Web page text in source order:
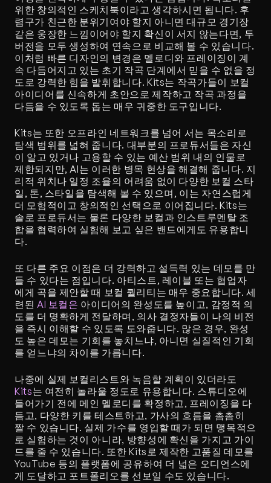
위한 창의적인 스케치북이라고 생각하시면 됩니다. 후
렴구가 친근한 분위기여야 할지 아니면 대규모 경기장
같은 웅장한 느낌이어야 할지 확신이 서지 않는다면, 두
버전을 모두 생성하여 연속으로 비교해 볼 수 있습니다.
이처럼 빠른 디자인의 변경은 멜로디와 프레이징이 계
속 다듬어지고 있는 초기 작곡 단계에서 믿을 수 없을 정
도로 강력한 힘을 발휘합니다. Kits는 작곡가들이 보컬
아이디어를 신속하게 초안으로 제작하고 작곡 과정을
다듬을 수 있도록 돕는 매우 귀중한 도구입니다.
Kits는 또한 오프라인 네트워크를 넘어 서는 목소리로
탐색 범위를 넓혀 줍니다. 대부분의 프로듀서들은 자신
이 알고 있거나 고용할 수 있는 예산 범위 내의 인물로
제한되지만, AI는 이러한 병목 현상을 해결해 줍니다. 지
리적 위치나 일정 조율의 어려움 없이 다양한 보컬 스타
일, 톤, 스타일을 탐색해 볼 수 있으며, 이는 자연스럽게
더 모험적이고 창의적인 선택으로 이어집니다. Kits는
솔로 프로듀서는 물론 다양한 보컬과 인스트루멘탈 조
합을 협력하여 실험해 보고 싶은 밴드에게도 유용합니
다.
또 다른 주요 이점은 더 강력하고 설득력 있는 데모를 만
들 수 있다는 점입니다. 아티스트, 레이블 또는 협업자
에게 곡을 제안할 때 보컬 퀄리티는 매우 중요합니다. 세
련된 AI 보컬은 아이디어의 완성도를 높이고, 감정적 의
도를 더 명확하게 전달하며, 의사 결정자들이 나의 비전
을 즉시 이해할 수 있도록 도와줍니다. 많은 경우, 완성
도 높은 데모는 기회를 놓치느냐, 아니면 실질적인 기회
를 얻느냐의 차이를 가릅니다.
Kits는 여전히 놀라울 정도로 유용합니다. 스튜디오에
들어가기 전에 메인 멜로디를 확정하고, 프레이징을 다
듬고, 다양한 키를 테스트하고, 가사의 흐름을 촘촘히
짤 수 있습니다. 실제 가수를 영입할 때가 되면 맹목적으
로 실험하는 것이 아니라, 방향성에 확신을 가지고 가이
드를 줄 수 있습니다. 또한 Kits로 제작한 고품질 데모를
YouTube 등의 플랫폼에 공유하여 더 넓은 오디언스에
게 도달하고 포트폴리오를 선보일 수도 있습니다.